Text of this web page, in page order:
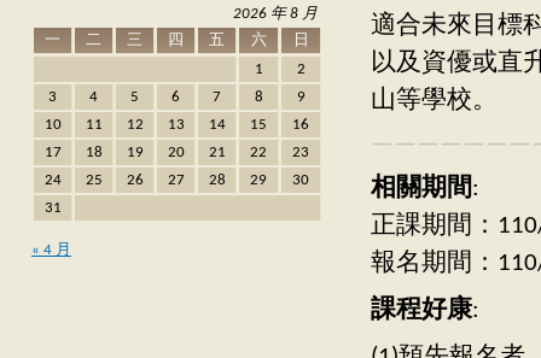
適合未來目標
以及資優或直
山等學校。
相關期間:
正課期間：
報名期間：
課程好康:
2026 年 8 月
一
二 三 四 五 六
日
1
2
3
4 5 6 7 8
9
10
11 12 13 14 15
16
17
18 19 20 21 22
23
24
25 26 27 28 29
30
31
« 4 月